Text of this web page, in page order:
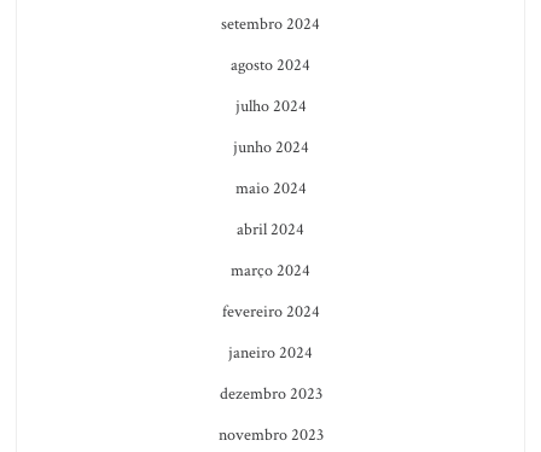
setembro 2024
agosto 2024
julho 2024
junho 2024
maio 2024
abril 2024
março 2024
fevereiro 2024
janeiro 2024
dezembro 2023
novembro 2023